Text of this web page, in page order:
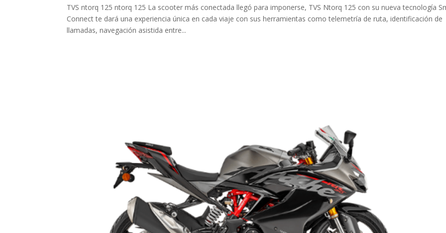
TVS ntorq 125 ntorq 125 La scooter más conectada llegó para imponerse, TVS Ntorq 125 con su nueva tecnología
Connect te dará una experiencia única en cada viaje con sus herramientas como telemetría de ruta, identificación de
llamadas, navegación asistida entre...